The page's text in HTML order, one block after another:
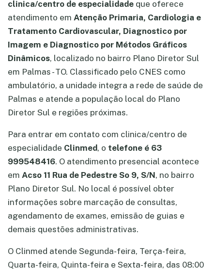
clinica/centro de especialidade que oferece
atendimento em Atenção Primaria, Cardiologia e
Tratamento Cardiovascular, Diagnostico por
Imagem e Diagnostico por Métodos Gráficos
Dinâmicos, localizado no bairro Plano Diretor Sul
em Palmas - TO. Classificado pelo CNES como
ambulatório, a unidade integra a rede de saúde de
Palmas e atende a população local do Plano
Diretor Sul e regiões próximas.
Para entrar em contato com clinica/centro de
especialidade Clinmed, o telefone é 63
999548416. O atendimento presencial acontece
em Acso 11 Rua de Pedestre So 9, S/N, no bairro
Plano Diretor Sul. No local é possível obter
informações sobre marcação de consultas,
agendamento de exames, emissão de guias e
demais questões administrativas.
O Clinmed atende Segunda-feira, Terça-feira,
Quarta-feira, Quinta-feira e Sexta-feira, das 08:00